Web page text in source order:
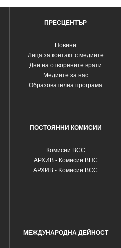
ПРЕСЦЕНТЪР
Новини
Лица за контакт с медиите
Дни на отворените врати
Медиите за нас
Образователна програма
ПОСТОЯННИ КОМИСИИ
Комисии ВСС
АРХИВ - Комисии ВПС
АРХИВ - Kомисии ВСС
МЕЖДУНАРОДНА ДЕЙНОСТ